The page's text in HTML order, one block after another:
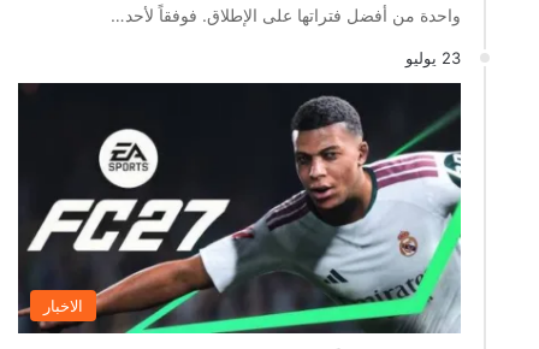
واحدة من أفضل فتراتها على الإطلاق. فوفقاً لأحد…
23 يوليو
الاخبار